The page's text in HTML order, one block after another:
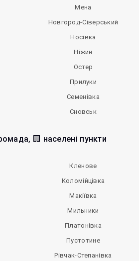
Мена
Новгород-Сіверський
Носівка
Ніжин
Остер
Прилуки
Семенівка
Сновськ
🏢 населені пункти
Кленове
Коломійцівка
Макіївка
Мильники
Платонівка
Пустотине
Рівчак-Степанівка